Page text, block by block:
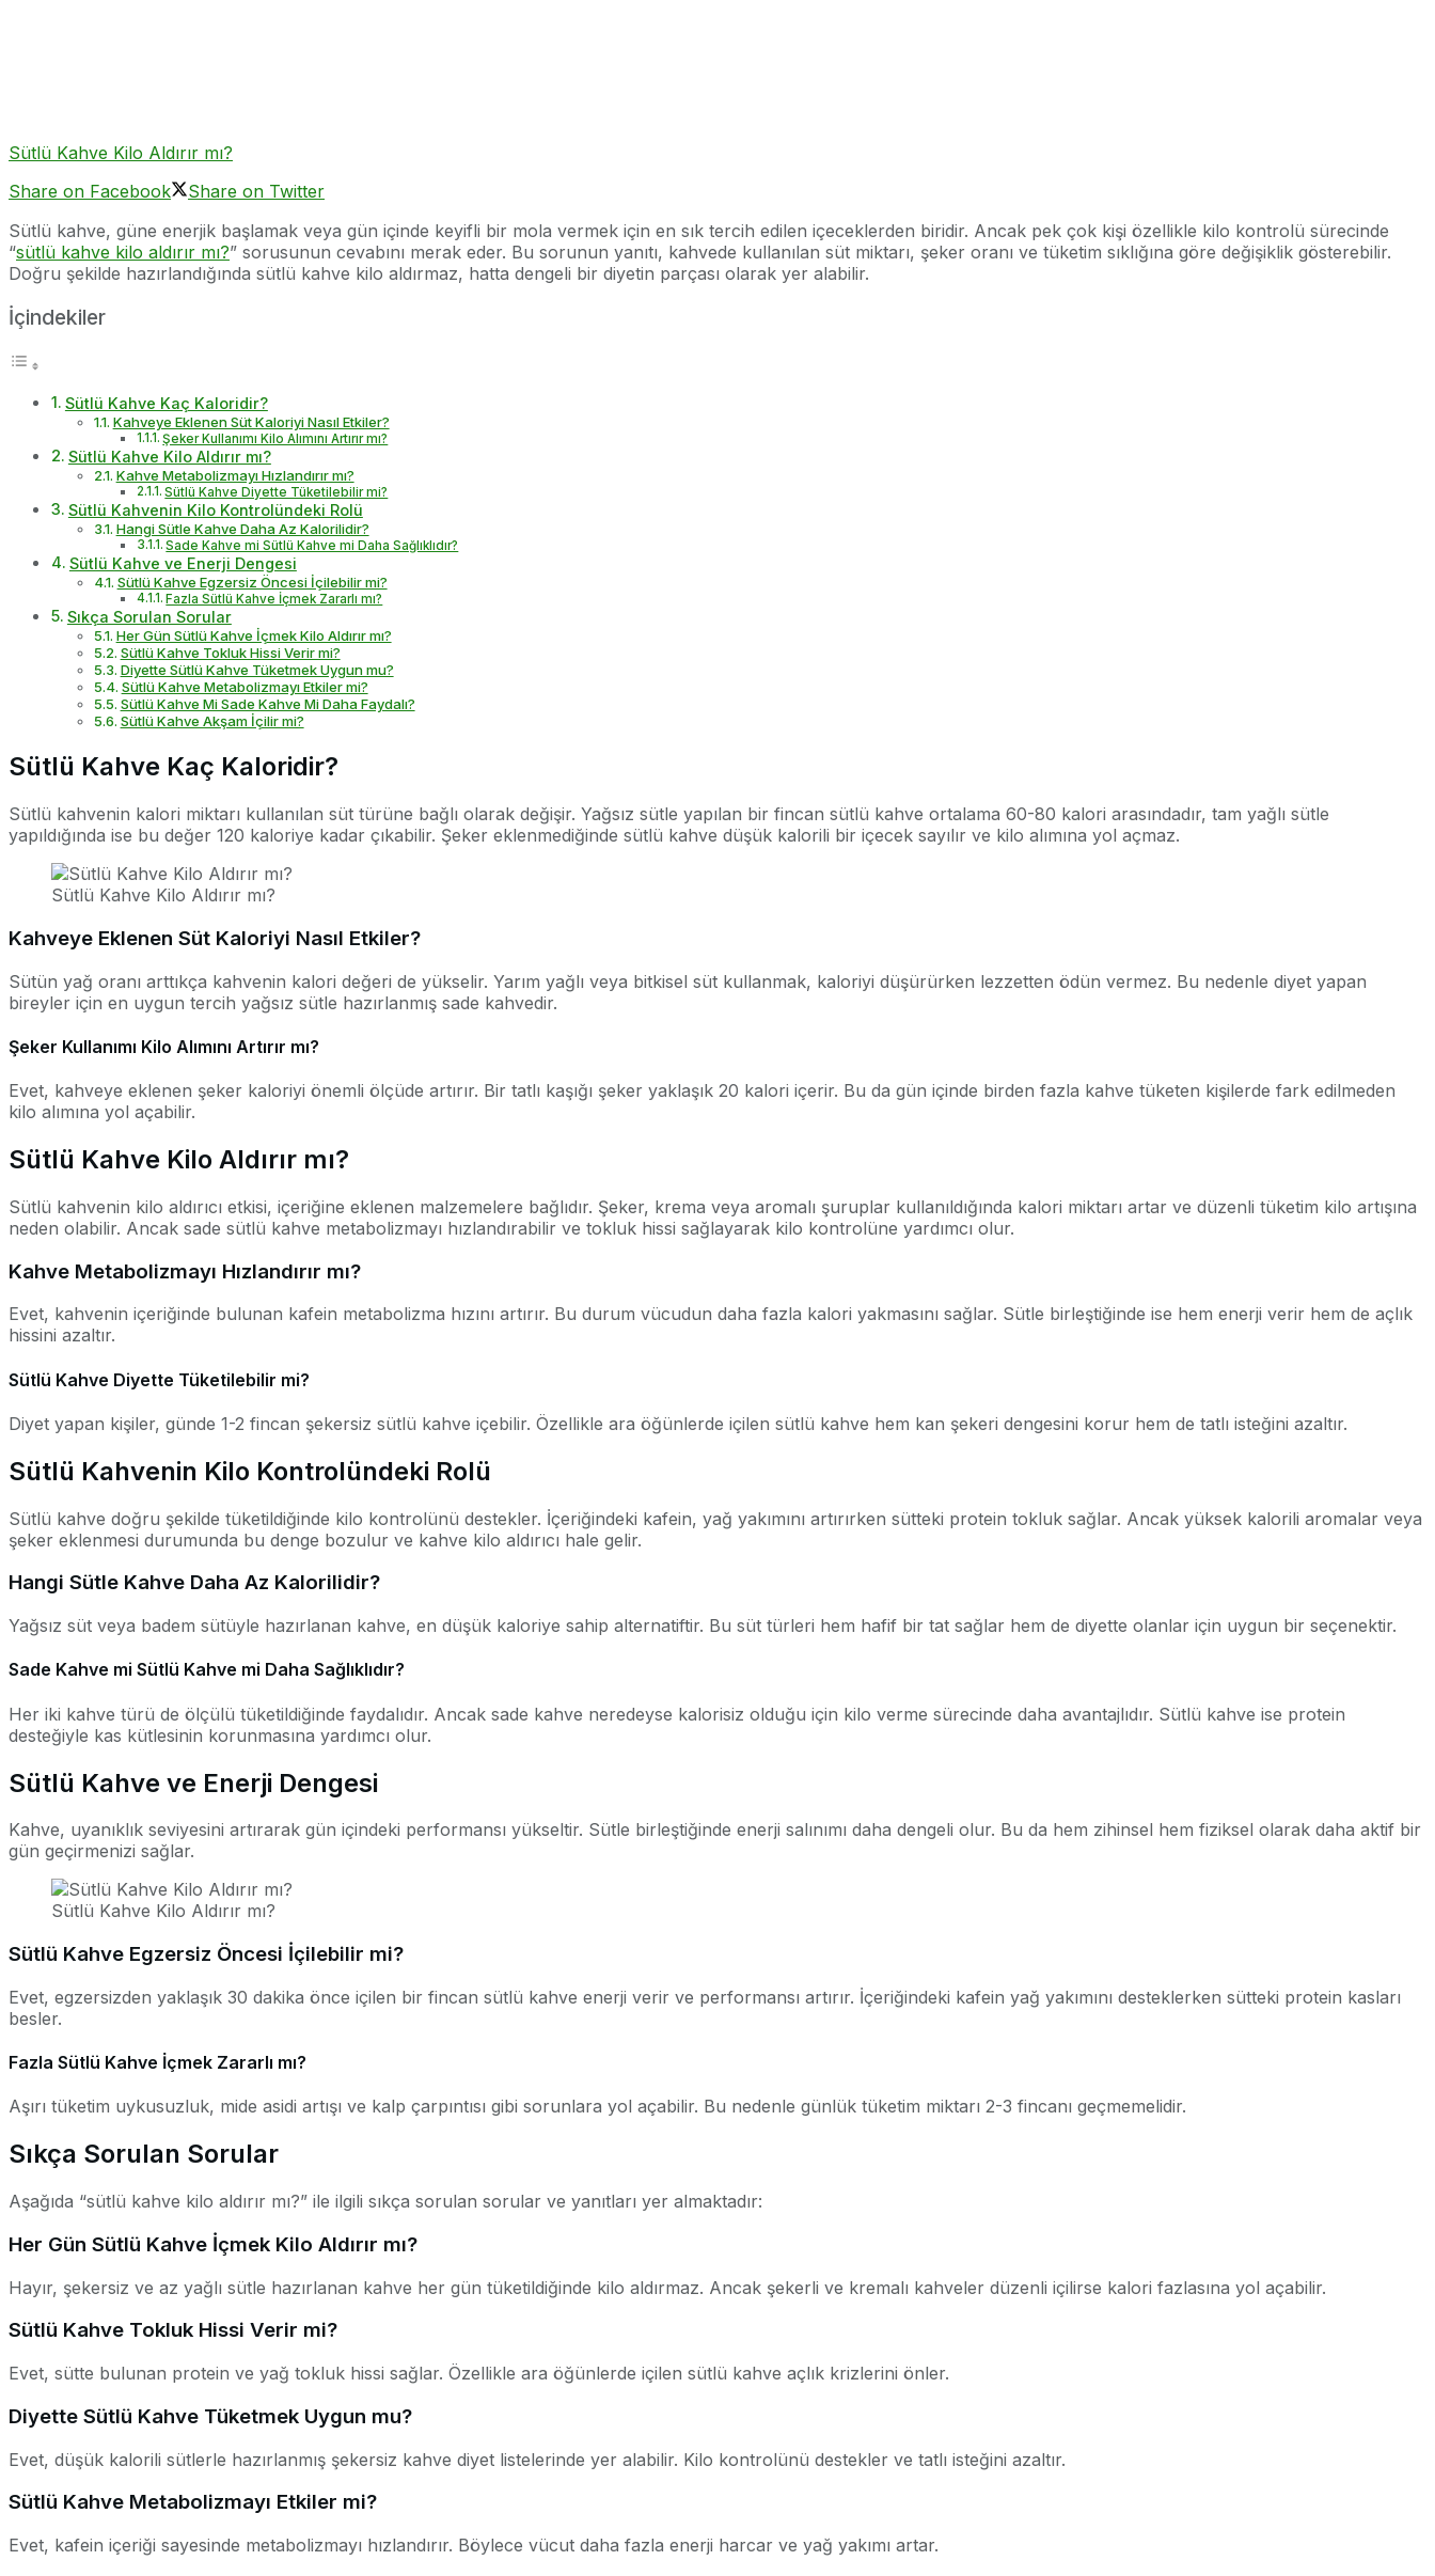
Sütlü Kahve Kilo Aldırır mı?
Share on Facebook
Share on Twitter
Sütlü kahve, güne enerjik başlamak veya gün içinde keyifli bir mola vermek için en sık tercih edilen içeceklerden biridir. Ancak pek çok kişi özellikle kilo kontrolü sürecinde
“sütlü kahve kilo aldırır mı?” sorusunun cevabını merak eder. Bu sorunun yanıtı, kahvede kullanılan süt miktarı, şeker oranı ve tüketim sıklığına göre değişiklik gösterebilir.
Doğru şekilde hazırlandığında sütlü kahve kilo aldırmaz, hatta dengeli bir diyetin parçası olarak yer alabilir.
İçindekiler
Sütlü Kahve Kaç Kaloridir?
Kahveye Eklenen Süt Kaloriyi Nasıl Etkiler?
Şeker Kullanımı Kilo Alımını Artırır mı?
Sütlü Kahve Kilo Aldırır mı?
Kahve Metabolizmayı Hızlandırır mı?
Sütlü Kahve Diyette Tüketilebilir mi?
Sütlü Kahvenin Kilo Kontrolündeki Rolü
Hangi Sütle Kahve Daha Az Kalorilidir?
Sade Kahve mi Sütlü Kahve mi Daha Sağlıklıdır?
Sütlü Kahve ve Enerji Dengesi
Sütlü Kahve Egzersiz Öncesi İçilebilir mi?
Fazla Sütlü Kahve İçmek Zararlı mı?
Sıkça Sorulan Sorular
Her Gün Sütlü Kahve İçmek Kilo Aldırır mı?
Sütlü Kahve Tokluk Hissi Verir mi?
Diyette Sütlü Kahve Tüketmek Uygun mu?
Sütlü Kahve Metabolizmayı Etkiler mi?
Sütlü Kahve Mi Sade Kahve Mi Daha Faydalı?
Sütlü Kahve Akşam İçilir mi?
Sütlü Kahve Kaç Kaloridir?
Sütlü kahvenin kalori miktarı kullanılan süt türüne bağlı olarak değişir. Yağsız sütle yapılan bir fincan sütlü kahve ortalama 60-80 kalori arasındadır, tam yağlı sütle
yapıldığında ise bu değer 120 kaloriye kadar çıkabilir. Şeker eklenmediğinde sütlü kahve düşük kalorili bir içecek sayılır ve kilo alımına yol açmaz.
Sütlü Kahve Kilo Aldırır mı?
Kahveye Eklenen Süt Kaloriyi Nasıl Etkiler?
Sütün yağ oranı arttıkça kahvenin kalori değeri de yükselir. Yarım yağlı veya bitkisel süt kullanmak, kaloriyi düşürürken lezzetten ödün vermez. Bu nedenle diyet yapan
bireyler için en uygun tercih yağsız sütle hazırlanmış sade kahvedir.
Şeker Kullanımı Kilo Alımını Artırır mı?
Evet, kahveye eklenen şeker kaloriyi önemli ölçüde artırır. Bir tatlı kaşığı şeker yaklaşık 20 kalori içerir. Bu da gün içinde birden fazla kahve tüketen kişilerde fark edilmeden
kilo alımına yol açabilir.
Sütlü Kahve Kilo Aldırır mı?
Sütlü kahvenin kilo aldırıcı etkisi, içeriğine eklenen malzemelere bağlıdır. Şeker, krema veya aromalı şuruplar kullanıldığında kalori miktarı artar ve düzenli tüketim kilo artışına
neden olabilir. Ancak sade sütlü kahve metabolizmayı hızlandırabilir ve tokluk hissi sağlayarak kilo kontrolüne yardımcı olur.
Kahve Metabolizmayı Hızlandırır mı?
Evet, kahvenin içeriğinde bulunan kafein metabolizma hızını artırır. Bu durum vücudun daha fazla kalori yakmasını sağlar. Sütle birleştiğinde ise hem enerji verir hem de açlık
hissini azaltır.
Sütlü Kahve Diyette Tüketilebilir mi?
Diyet yapan kişiler, günde 1-2 fincan şekersiz sütlü kahve içebilir. Özellikle ara öğünlerde içilen sütlü kahve hem kan şekeri dengesini korur hem de tatlı isteğini azaltır.
Sütlü Kahvenin Kilo Kontrolündeki Rolü
Sütlü kahve doğru şekilde tüketildiğinde kilo kontrolünü destekler. İçeriğindeki kafein, yağ yakımını artırırken sütteki protein tokluk sağlar. Ancak yüksek kalorili aromalar veya
şeker eklenmesi durumunda bu denge bozulur ve kahve kilo aldırıcı hale gelir.
Hangi Sütle Kahve Daha Az Kalorilidir?
Yağsız süt veya badem sütüyle hazırlanan kahve, en düşük kaloriye sahip alternatiftir. Bu süt türleri hem hafif bir tat sağlar hem de diyette olanlar için uygun bir seçenektir.
Sade Kahve mi Sütlü Kahve mi Daha Sağlıklıdır?
Her iki kahve türü de ölçülü tüketildiğinde faydalıdır. Ancak sade kahve neredeyse kalorisiz olduğu için kilo verme sürecinde daha avantajlıdır. Sütlü kahve ise protein
desteğiyle kas kütlesinin korunmasına yardımcı olur.
Sütlü Kahve ve Enerji Dengesi
Kahve, uyanıklık seviyesini artırarak gün içindeki performansı yükseltir. Sütle birleştiğinde enerji salınımı daha dengeli olur. Bu da hem zihinsel hem fiziksel olarak daha aktif bir
gün geçirmenizi sağlar.
Sütlü Kahve Kilo Aldırır mı?
Sütlü Kahve Egzersiz Öncesi İçilebilir mi?
Evet, egzersizden yaklaşık 30 dakika önce içilen bir fincan sütlü kahve enerji verir ve performansı artırır. İçeriğindeki kafein yağ yakımını desteklerken sütteki protein kasları
besler.
Fazla Sütlü Kahve İçmek Zararlı mı?
Aşırı tüketim uykusuzluk, mide asidi artışı ve kalp çarpıntısı gibi sorunlara yol açabilir. Bu nedenle günlük tüketim miktarı 2-3 fincanı geçmemelidir.
Sıkça Sorulan Sorular
Aşağıda “sütlü kahve kilo aldırır mı?” ile ilgili sıkça sorulan sorular ve yanıtları yer almaktadır:
Her Gün Sütlü Kahve İçmek Kilo Aldırır mı?
Hayır, şekersiz ve az yağlı sütle hazırlanan kahve her gün tüketildiğinde kilo aldırmaz. Ancak şekerli ve kremalı kahveler düzenli içilirse kalori fazlasına yol açabilir.
Sütlü Kahve Tokluk Hissi Verir mi?
Evet, sütte bulunan protein ve yağ tokluk hissi sağlar. Özellikle ara öğünlerde içilen sütlü kahve açlık krizlerini önler.
Diyette Sütlü Kahve Tüketmek Uygun mu?
Evet, düşük kalorili sütlerle hazırlanmış şekersiz kahve diyet listelerinde yer alabilir. Kilo kontrolünü destekler ve tatlı isteğini azaltır.
Sütlü Kahve Metabolizmayı Etkiler mi?
Evet, kafein içeriği sayesinde metabolizmayı hızlandırır. Böylece vücut daha fazla enerji harcar ve yağ yakımı artar.